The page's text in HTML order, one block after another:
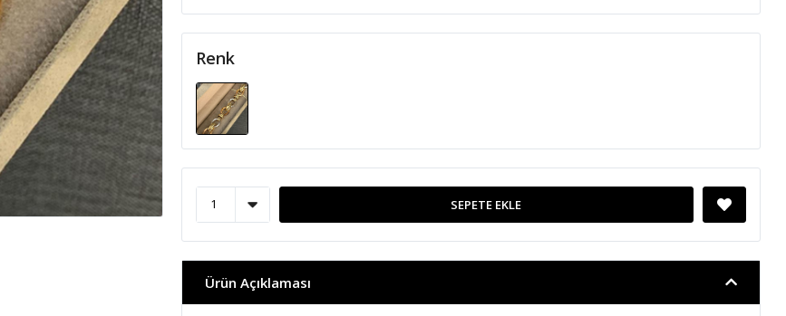
Renk
SEPETE EKLE
Ürün Açıklaması